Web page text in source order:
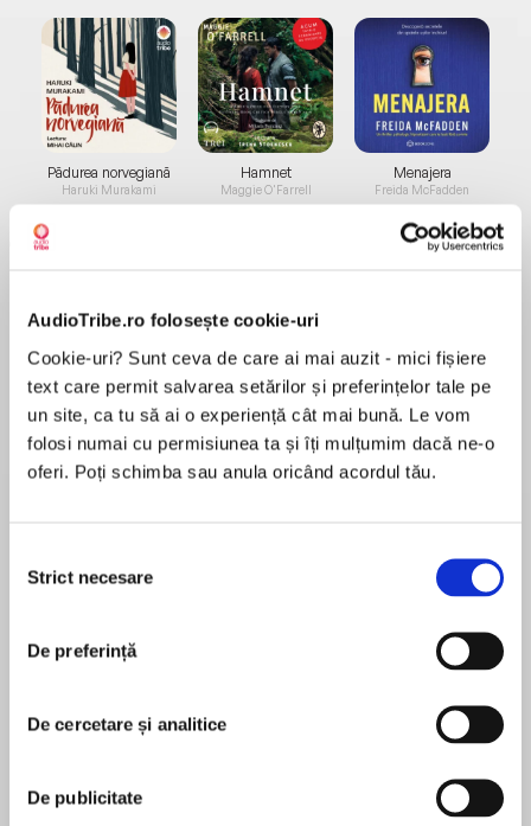
AudioTribe.ro folosește cookie-uri
Cookie-uri? Sunt ceva de care ai mai auzit - mici fișiere
text care permit salvarea setărilor și preferințelor tale pe
un site, ca tu să ai o experiență cât mai bună. Le vom
folosi numai cu permisiunea ta și îți mulțumim dacă ne-o
oferi. Poți schimba sau anula oricând acordul tău.
consimțământului
Strict necesare
De preferință
De cercetare și analitice
De publicitate
Pădurea norvegiană
Haruki Murakami
Elita de Argint (Elita
de...
Dani Francis
Hamnet
Maggie O'Farrell
Diavolul se îmbracă de
la...
Lauren Weisberger
Menajera
Freida McFadden
Migdală
Sohn Won-pyung
Locul este romanul pe care Annie Ernaux îl
viață de propria condiție, transformându-se în
mic cârciumar, fără educație, dar cu opinii
ajungă „mai bine decât el". Cu scriitura ca o
lipsit de sentimentalism unui bărbat misterios
ce devine, pe parcursul cărții, simbolul unei
MAI MULT
pentru această carte